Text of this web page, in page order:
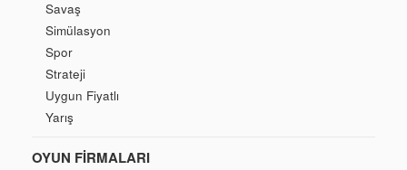
Savaş
Simülasyon
Spor
Strateji
Uygun Fiyatlı
Yarış
OYUN FIRMALARI